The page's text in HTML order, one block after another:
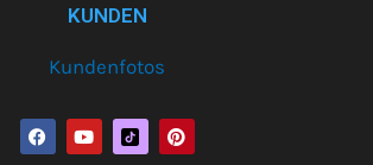
KUNDEN
Kundenfotos
F
a
Y
o
P
i